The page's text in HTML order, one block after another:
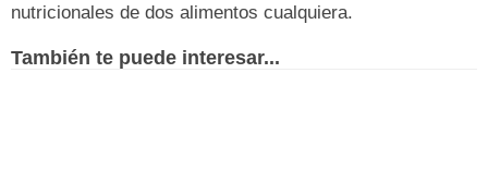
nutricionales de dos alimentos cualquiera.
También te puede interesar...